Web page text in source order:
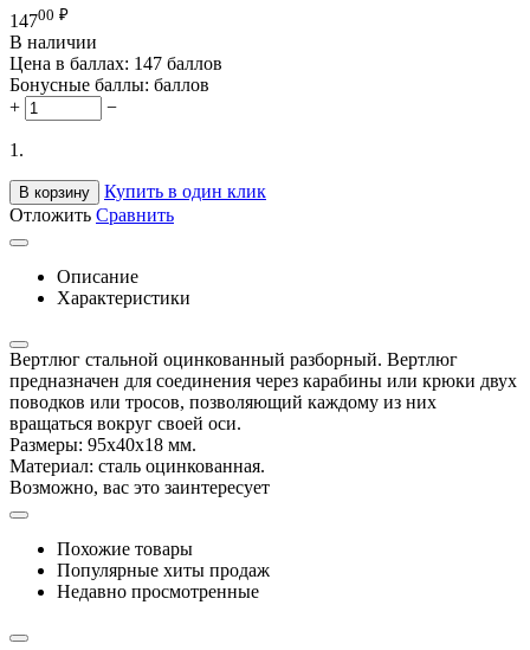
14700 ₽
В наличии
Цена в баллах: 147 баллов
Бонусные баллы: баллов
+
−
1.
В корзину
Купить в один клик
Отложить Сравнить
Описание
Характеристики
Вертлюг стальной оцинкованный разборный. Вертлюг
предназначен для соединения через карабины или крюки двух
поводков или тросов, позволяющий каждому из них
вращаться вокруг своей оси.
Размеры: 95х40х18 мм.
Материал: сталь оцинкованная.
Возможно, вас это заинтересует
Похожие товары
Популярные хиты продаж
Недавно просмотренные